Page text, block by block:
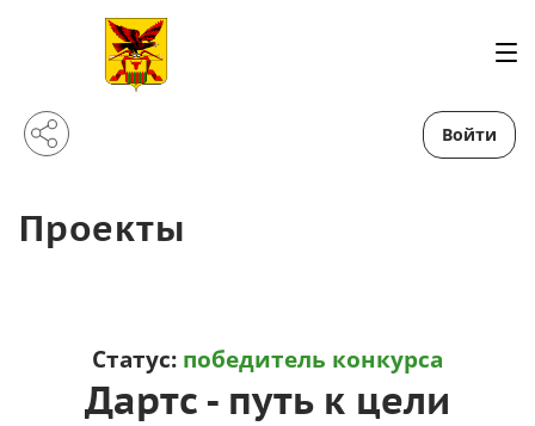
Войти
Проекты
Статус: победитель конкурса
Дартс - путь к цели